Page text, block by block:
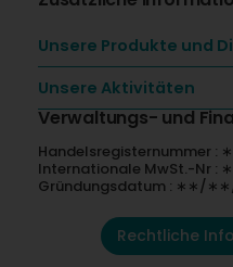
Unsere Produkte und
Unsere Aktivitäten
Verwaltungs- und
Handelsregisternummer
Internationale MwSt.-Nr
Gründungsdatum : ∗∗/
Rechtliche